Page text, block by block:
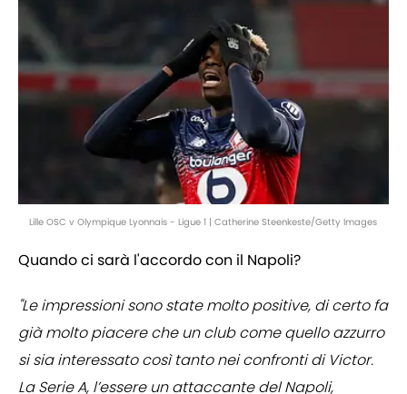
Lille OSC v Olympique Lyonnais - Ligue 1 | Catherine Steenkeste/Getty Images
Quando ci sarà l'accordo con il Napoli?
"Le impressioni sono state molto positive, di certo fa
già molto piacere che un club come quello azzurro
si sia interessato così tanto nei confronti di Victor.
La Serie A, l’essere un attaccante del Napoli,